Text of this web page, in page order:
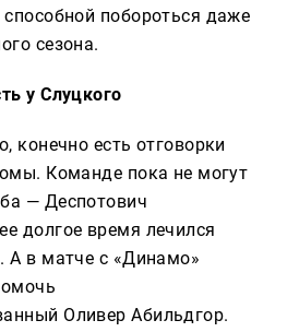
побороться даже
сезона.
у Слуцкого
конечно есть отговорки
Команде пока не могут
— Деспотович
долгое время лечился
А в матче с «Динамо»
Оливер Абильдгор.